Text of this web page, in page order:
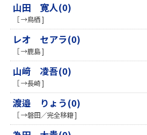
山田 寛人(0)
［ →鳥栖 ]
レオ セアラ(0)
［ →鹿島 ]
山﨑 凌吾(0)
［ →長崎 ]
渡邉 りょう(0)
［ →磐田／完全移籍 ]